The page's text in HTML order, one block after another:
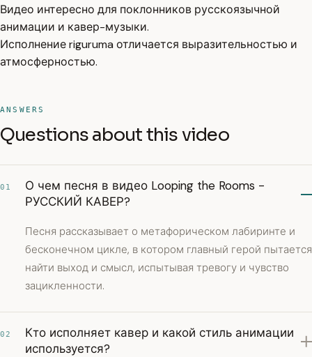
Видео интересно для поклонников русскоязычной
анимации и кавер-музыки.
Исполнение riguruma отличается выразительностью и
атмосферностью.
ANSWERS
Questions about this video
01
О чем песня в видео Looping the Rooms -
РУССКИЙ КАВЕР?
Песня рассказывает о метафорическом лабиринте и
бесконечном цикле, в котором главный герой пытается
найти выход и смысл, испытывая тревогу и чувство
зацикленности.
02
Кто исполняет кавер и какой стиль анимации
используется?